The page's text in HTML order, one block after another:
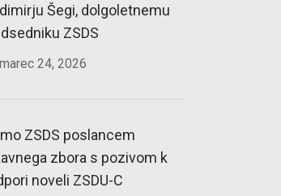
Šegi, dolgoletnemu
ZSDS
marec 24, 2026
ZSDS poslancem
zbora s pozivom k
noveli ZSDU-C